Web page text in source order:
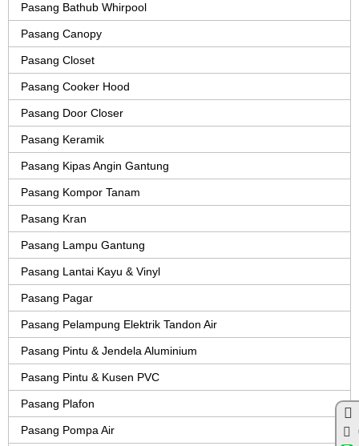
Pasang Bathub Whirpool
Pasang Canopy
Pasang Closet
Pasang Cooker Hood
Pasang Door Closer
Pasang Keramik
Pasang Kipas Angin Gantung
Pasang Kompor Tanam
Pasang Kran
Pasang Lampu Gantung
Pasang Lantai Kayu & Vinyl
Pasang Pagar
Pasang Pelampung Elektrik Tandon Air
Pasang Pintu & Jendela Aluminium
Pasang Pintu & Kusen PVC
Pasang Plafon
Pasang Pompa Air